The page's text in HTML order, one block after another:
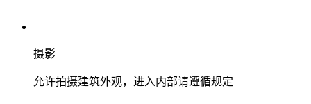
摄影
允许拍摄建筑外观，进入内部请遵循规定